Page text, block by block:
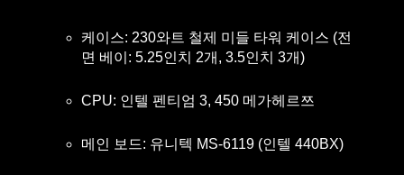
케이스: 230와트 철제 미들 타워 케이스 (전
면 베이: 5.25인치 2개, 3.5인치 3개)
CPU: 인텔 펜티엄 3, 450 메가헤르쯔
메인 보드: 유니텍 MS-6119 (인텔 440BX)